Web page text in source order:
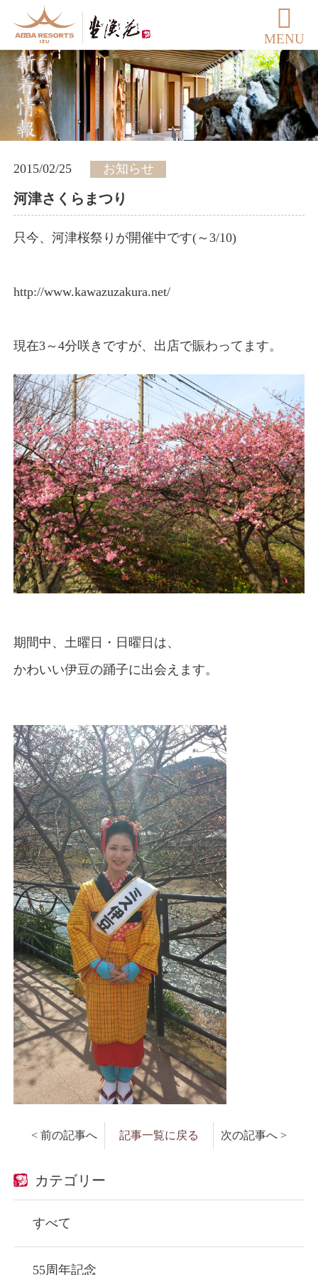
MENU
2015/02/25 お知らせ
河津さくらまつり
只今、河津桜祭りが開催中です(～3/10)
http://www.kawazuzakura.net/
現在3～4分咲きですが、出店で賑わってます。
期間中、土曜日・日曜日は、
かわいい伊豆の踊子に出会えます。
< 前の記事へ 記事一覧に戻る 次の記事へ >
カテゴリー
すべて
55周年記念